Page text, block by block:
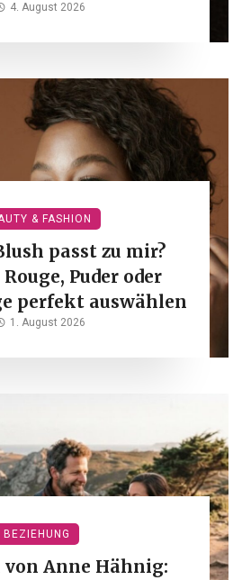
4. August 2026
& FASHION
passt zu mir?
Puder oder
perfekt auswählen
1. August 2026
BEZIEHUNG
von Anne Hähnig: